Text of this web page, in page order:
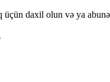
üçün daxil olun və ya